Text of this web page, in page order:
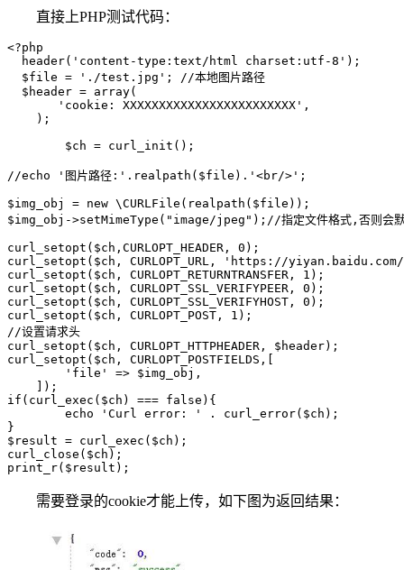
直接上PHP测试代码：
<?php
  header('content-type:text/html charset:utf-8');
  $file = './test.jpg'; //本地图片路径
  $header = array(
       'cookie: XXXXXXXXXXXXXXXXXXXXXXXX',
    );
//echo '图片路径:'.realpath($file).'<br/>';
$img_obj = new \CURLFile(realpath($file));
$img_obj->setMimeType("image/jpeg");//指定文件格式,否则
curl_setopt($ch,CURLOPT_HEADER, 0);
curl_setopt($ch, CURLOPT_URL, 'https://
curl_setopt($ch, CURLOPT_RETURNTRANSFER, 1);
curl_setopt($ch, CURLOPT_SSL_VERIFYPEER, 0);
curl_setopt($ch, CURLOPT_SSL_VERIFYHOST, 0);
curl_setopt($ch, CURLOPT_POST, 1);
//设置请求头
curl_setopt($ch, CURLOPT_HTTPHEADER, $header);
curl_setopt($ch, CURLOPT_POSTFIELDS,[
        'file' => $img_obj,
    ]);
if(curl_exec($ch) === false){
        echo 'Curl error: ' . curl_error($ch);
}
$result = curl_exec($ch);
curl_close($ch);
print_r($result);
需要登录的cookie才能上传，如下图为返回结果：